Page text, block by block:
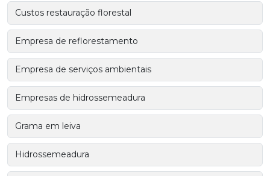
Custos restauração florestal
Empresa de reflorestamento
Empresa de serviços ambientais
Empresas de hidrossemeadura
Grama em leiva
Hidrossemeadura